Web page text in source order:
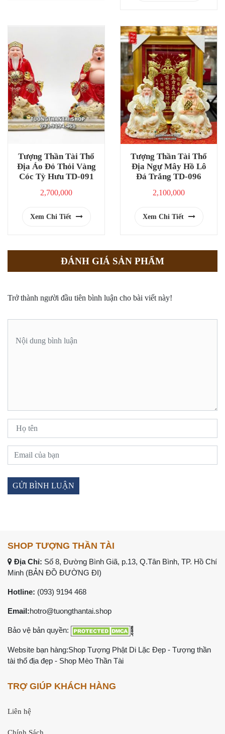
Tượng Thần Tài Thổ
Địa Áo Đỏ Thỏi Vàng
Cóc Tỳ Hưu TD-091
2,700,000
Xem Chi Tiết
Tượng Thần Tài Thổ
Địa Ngự Mây Hồ Lô
Đá Trắng TD-096
2,100,000
Xem Chi Tiết
ĐÁNH GIÁ SẢN PHẨM
Trở thành người đầu tiên bình luận cho bài viết này!
SHOP TƯỢNG THẦN TÀI
Địa Chỉ: Số 8, Đường Bình Giã, p.13, Q.Tân Bình, TP. Hồ Chí
Minh (BẢN ĐỒ ĐƯỜNG ĐI)
Hotline: (093) 9194 468
Email:hotro@tuongthantai.shop
Bảo vệ bản quyền:
Website bạn hàng:Shop Tượng Phật Di Lặc Đẹp - Tượng thần
tài thổ địa đẹp - Shop Mèo Thần Tài
TRỢ GIÚP KHÁCH HÀNG
Liên hệ